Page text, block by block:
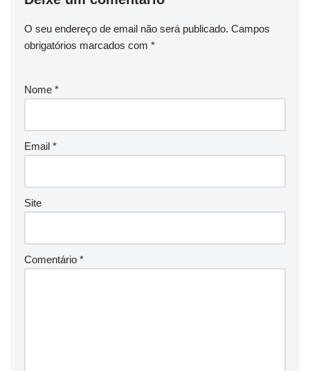
O seu endereço de email não será publicado. Campos
obrigatórios marcados com *
Nome *
Email *
Site
Comentário *